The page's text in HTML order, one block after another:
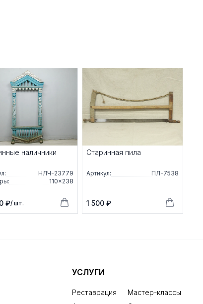
наличники
НЛЧ-23779
110×238
₽/ шт.
Старинная пила
Артикул: ПЛ-7538
1 500 ₽
УСЛУГИ
Реставрация
Мастер-классы